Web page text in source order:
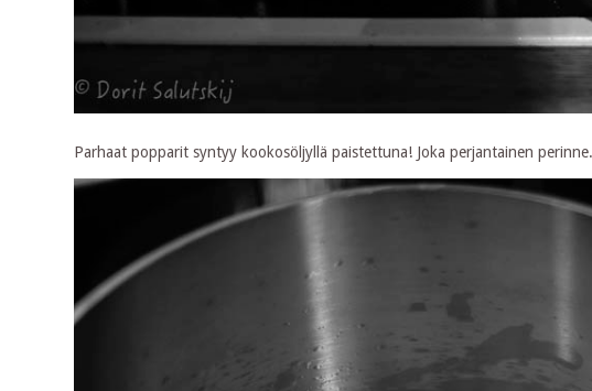
Parhaat popparit syntyy kookosöljyllä paistettuna! Joka perjantainen